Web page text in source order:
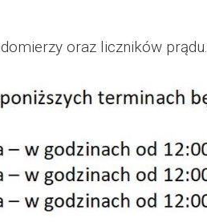
2022
2023
2024
oraz liczników prądu.